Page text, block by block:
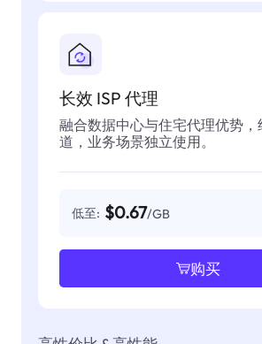
长效 ISP 代理
融合数据中心与住宅代理优势，
道，业务场景独立使用。
低至: $0.67/GB
购买